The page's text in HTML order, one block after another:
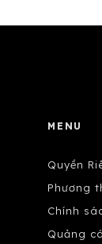
MENU
Quyền
Phương
Chính
Quảng